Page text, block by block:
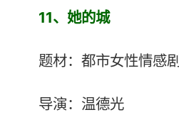
11、 她的城
题材：都市女性情感剧
导演：温德光